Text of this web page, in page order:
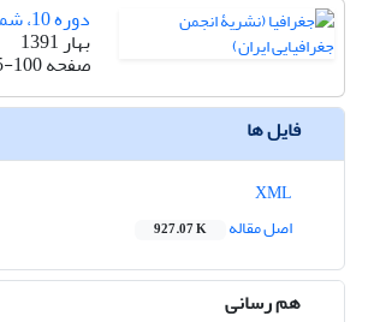
دوره 10، شماره 32
بهار 1391
صفحه100
فایل ها
اصل مقاله
927.07 K
هم رسانی